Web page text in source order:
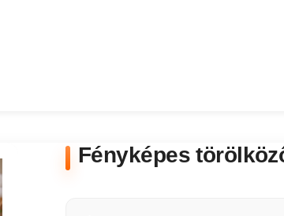
Fényképes